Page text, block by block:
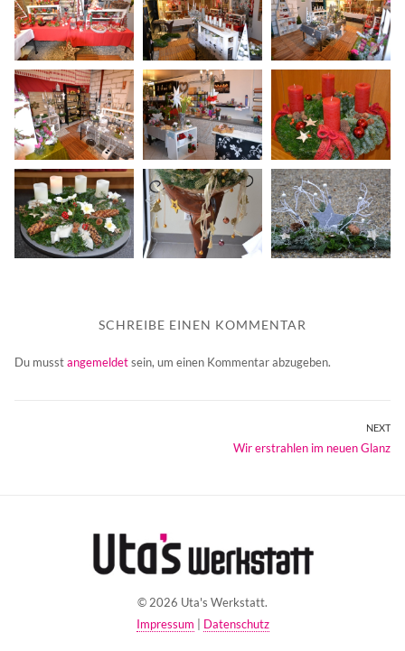
SCHREIBE EINEN KOMMENTAR
Du musstangemeldetsein, um einen Kommentar abzugeben.
NEXT
Next
Wir erstrahlen im neuen Glanz
© 2026 Uta's Werkstatt.
Impressum | Datenschutz